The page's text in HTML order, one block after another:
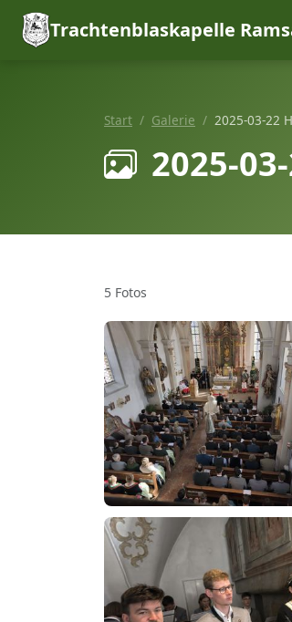
Trachtenblaskapelle
Start Galerie 2025-03-22
2025-
5 Fotos